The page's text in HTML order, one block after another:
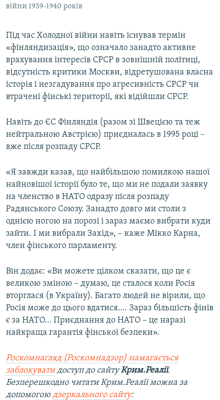
війни 1939-1940 років
Під час Холодної війни навіть існував термін
«фінляндизація», що означало занадто активне
врахування інтересів СРСР в зовнішній політиці,
відсутність критики Москви, відретушована власна
історія і незгадування про агресивність СРСР чи
втрачені фінські території, які відійшли СРСР.
Навіть до ЄС Фінляндія (разом зі Швецією та теж
нейтральною Австрією) приєдналась в 1995 році –
вже після розпаду СРСР.
«Я завжди казав, що найбільшою помилкою нашої
найновішої історії було те, що ми не подали заявку
на членство в НАТО одразу після розпаду
Радянського Союзу. Занадто довго ми столи з
однією ногою на порозі і зараз маємо вибрати куди
зайти. І ми вибрали Захід», – каже Мікко Карна,
член фінського парламенту.
Він додає: «Ви можете цілком сказати, що це є
великою зміною – думаю, це сталося коли Росія
вторглася (в Україну). Багато людей не вірили, що
Росія може до цього вдатися…. Зараз більшість фінів
є за НАТО… Приєднання до НАТО – це наразі
найкраща гарантія фінської безпеки».
Роскомнагляд (Роскомнадзор) намагається
заблокуватидоступ до сайтуКрим.Реалії.
Безперешкодно читати Крим.Реалії можна за
допомогою дзеркального сайту: